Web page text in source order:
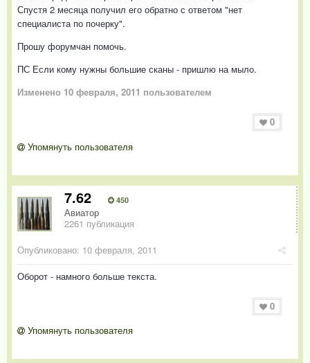
Спустя 2 месяца получил его обратно с ответом "нет
специалиста по почерку".
Прошу форумчан помочь.
ПС Если кому нужны большие сканы - пришлю на мыло.
Изменено 10 февраля, 2011 пользователем
0
Упомянуть пользователя
7.62 450
Авиатор
2261 публикация
Опубликовано: 10 февраля, 2011
Оборот - намного больше текста.
0
Упомянуть пользователя